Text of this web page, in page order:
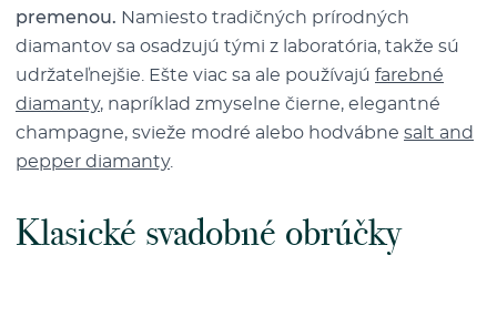
premenou. Namiesto tradičných prírodných
diamantov sa osadzujú tými z laboratória, takže sú
udržateľnejšie. Ešte viac sa ale používajú farebné
diamanty, napríklad zmyselne čierne, elegantné
champagne, svieže modré alebo hodvábne salt and
pepper diamanty.
Klasické svadobné obrúčky